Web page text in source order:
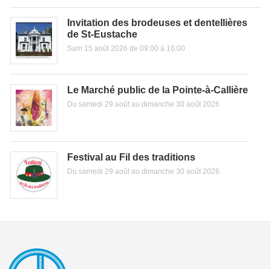
Invitation des brodeuses et dentellières
de St-Eustache
Sam 15 août 2026 de 09:00 à 16:00
Le Marché public de la Pointe-à-Callière
Du samedi 29 août au dimanche 30 août 2026
Festival au Fil des traditions
Du samedi 29 août au dimanche 30 août 2026